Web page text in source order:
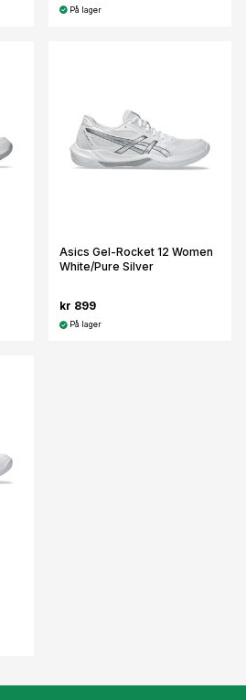
På lager
Asics Gel-Rocket 12 Women
White/Pure Silver
kr 899
På lager